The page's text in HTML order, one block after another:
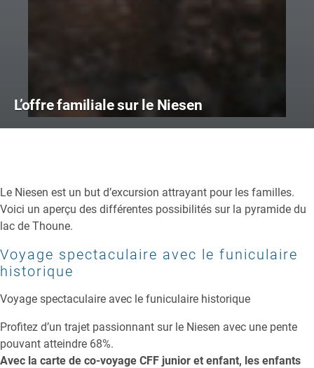
L’offre familiale sur le Niesen
Le Niesen est un but d’excursion attrayant pour les familles.
Voici un aperçu des différentes possibilités sur la pyramide du
lac de Thoune.
Voyage spectaculaire avec le funiculaire
historique
Voyage spectaculaire avec le funiculaire historique
Profitez d’un trajet passionnant sur le Niesen avec une pente
pouvant atteindre 68%.
Avec la carte de co-voyage CFF junior et enfant, les enfants